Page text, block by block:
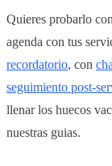
Quieres probarlo
agenda con tus
recordatorio, con
seguimiento post-
llenar los huecos
nuestras guias.